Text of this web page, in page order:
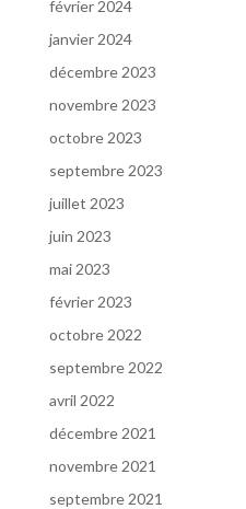
février 2024
janvier 2024
décembre 2023
novembre 2023
octobre 2023
septembre 2023
juillet 2023
juin 2023
mai 2023
février 2023
octobre 2022
septembre 2022
avril 2022
décembre 2021
novembre 2021
septembre 2021